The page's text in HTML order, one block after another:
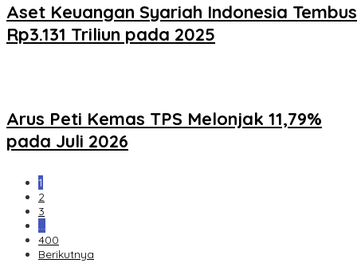
Aset Keuangan Syariah Indonesia Tembus
Rp3.131 Triliun pada 2025
Arus Peti Kemas TPS Melonjak 11,79%
pada Juli 2026
1
2
3
…
400
Berikutnya